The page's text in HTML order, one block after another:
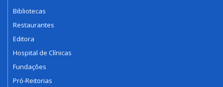
Bibliotecas
Restaurantes
Editora
Hospital de Clínicas
Fundações
Pró-Reitorias